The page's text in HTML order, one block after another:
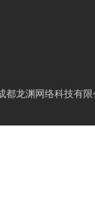
都龙渊网络科技有